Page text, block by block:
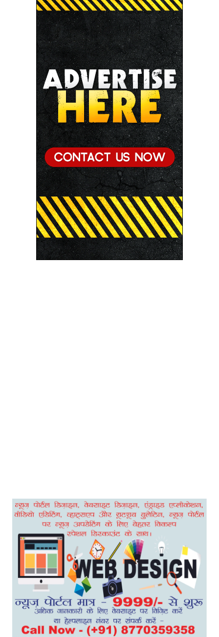
● मध्यप्रदेश पॉवर जनरेटिंग कम्पनी के निदेशक (वाणिज्य)
कार्यालय को मिला आईएसओ प्रमाणीकरण